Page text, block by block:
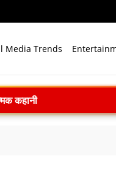
Media Trends
कहानी
का सफल परीक्षण, बढ़ी